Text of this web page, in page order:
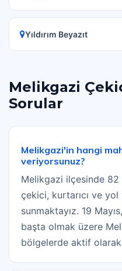
Yıldırım Beyazıt
Melikgazi
Sorular
Melikgazi'in hangi
veriyorsunuz?
Melikgazi ilçesinde
çekici, kurtarıcı ve yol
sunmaktayız. 19
başta olmak üzere
bölgelerde aktif